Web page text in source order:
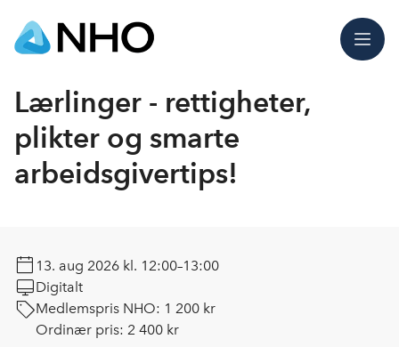
Meny
Lærlinger - rettigheter,
plikter og smarte
arbeidsgivertips!
13. aug 2026 kl. 12:00–13:00
Digitalt
Medlemspris NHO: 1 200 kr
Ordinær pris: 2 400 kr